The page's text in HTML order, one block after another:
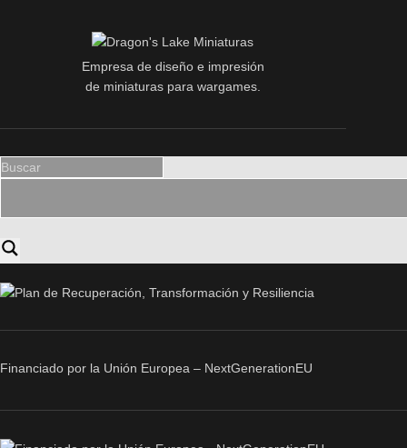
Empresa de diseño e impresión
de miniaturas para wargames.
Financiado por la Unión Europea – NextGenerationEU